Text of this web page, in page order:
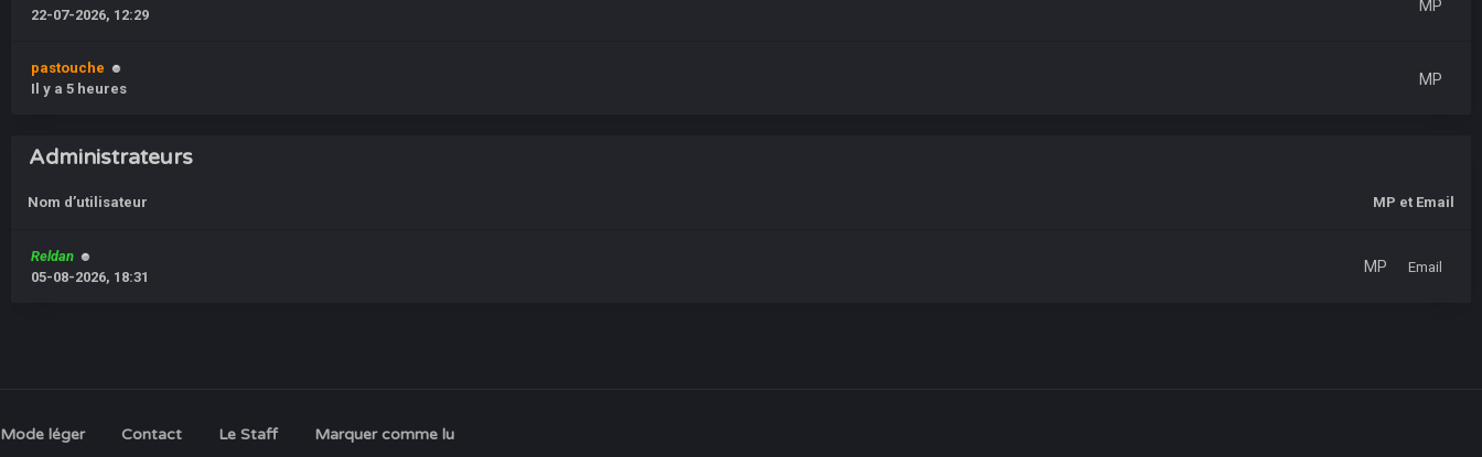
22-07-2026, 12:29
MP
pastouche
Il y a 5 heures
MP
Administrateurs
Nom d’utilisateur MP et Email
Reldan
05-08-2026, 18:31
MP Email
Mode léger Contact Le Staff Marquer comme lu